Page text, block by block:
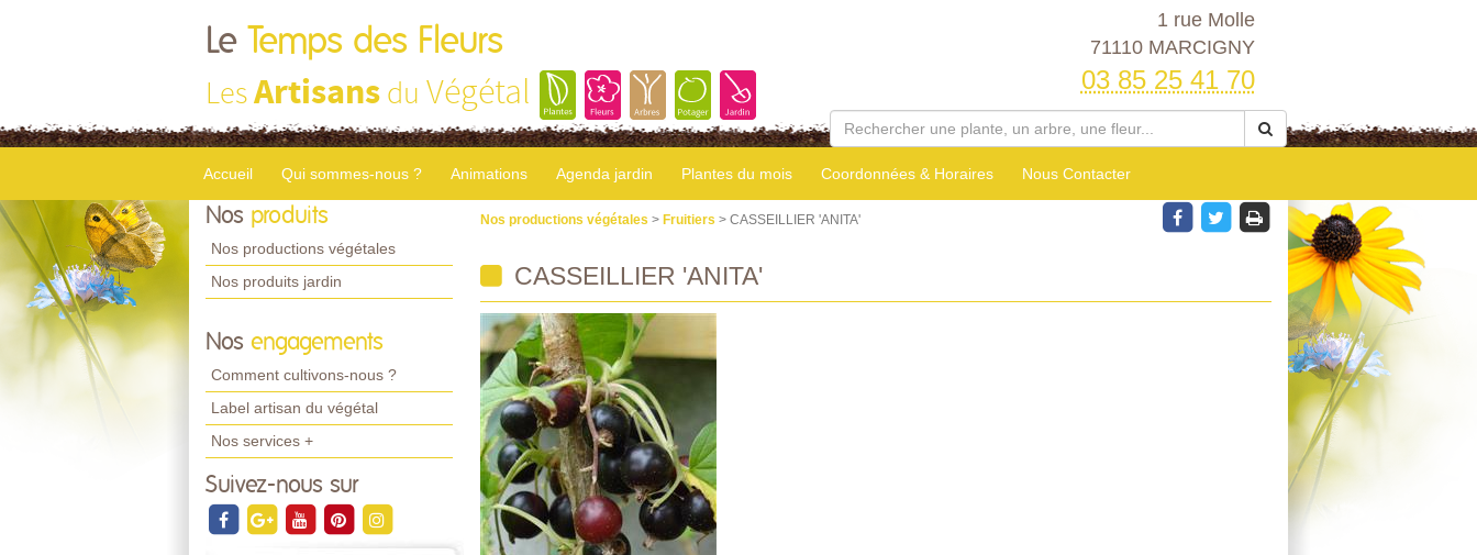
Le Temps des Fleurs
LesArtisans du Végétal
1 rue Molle
71110 MARCIGNY
03 85 25 41 70
Accueil Qui sommes-nous ? Animations Agenda jardin Plantes du mois Coordonnées & Horaires Nous Contacter
Nos produits
Nos productions végétales
Nos produits jardin
Nos engagements
Comment cultivons-nous ?
Label artisan du végétal
Nos services +
Suivez-nous sur
Nos productions végétales > Fruitiers > CASSEILLIER 'ANITA'
CASSEILLIER 'ANITA'